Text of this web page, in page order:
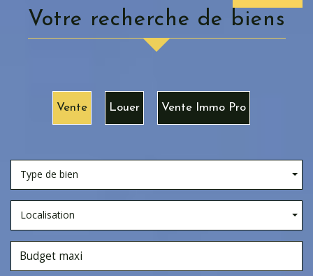
votre recherche de biens
Vente Louer Vente Immo Pro
Type de bien
Localisation